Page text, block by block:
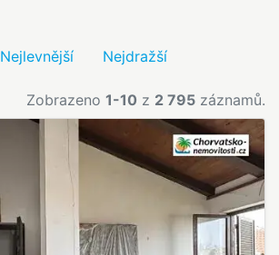
Nejlevnější Nejdražší
Zobrazeno 1-10 z 2 795 záznamů.